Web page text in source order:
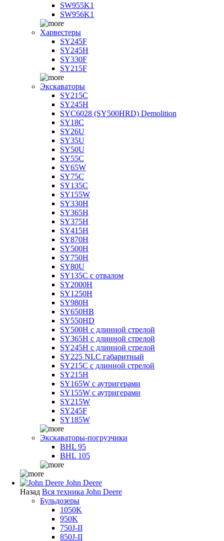
SW955K1
SW956K1
Харвестеры
SY245F
SY245H
SY330F
SY215F
Экскаваторы
SY215C
SY245H
SYC6028 (SY500HRD) Demolition
SY18C
SY26U
SY35U
SY50U
SY55C
SY65W
SY75C
SY135C
SY155W
SY330H
SY365H
SY375H
SY415H
SY870H
SY500H
SY750H
SY80U
SY135C с отвалом
SY2000H
SY1250H
SY980H
SY650HB
SY550HD
SY500H с длинной стрелой
SY365H с длинной стрелой
SY245H с длинной стрелой
SY225 NLC габаритный
SY215C с длинной стрелой
SY215H
SY165W с аутригерами
SY155W с аутригерами
SY215W
SY245F
SY185W
Экскаваторы-погрузчики
BHL 95
BHL 105
John Deere
Назад Вся техника John Deere
Бульдозеры
1050K
950K
750J-II
850J-II